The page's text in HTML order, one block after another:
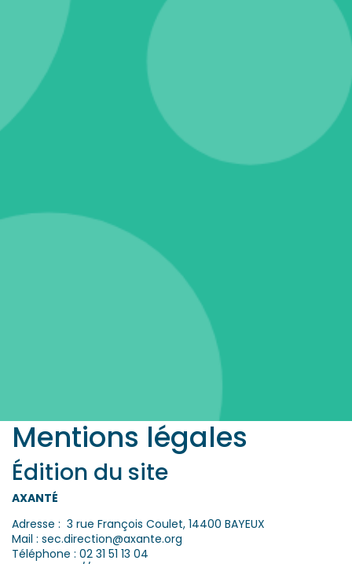
Mentions légales
Édition du site
AXANTÉ
Adresse : 3 rue François Coulet, 14400 BAYEUX
Mail : sec.direction@axante.org
Téléphone : 02 31 51 13 04